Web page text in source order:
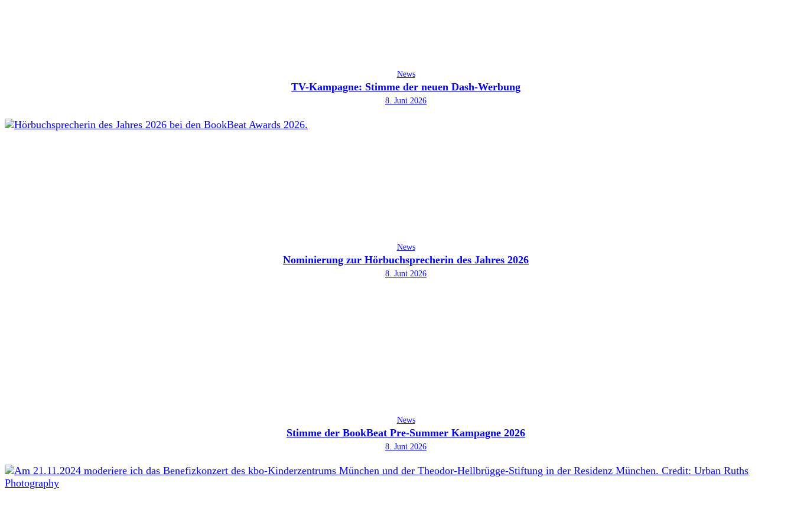
News
TV-Kampagne: Stimme der neuen Dash-Werbung
8. Juni 2026
News
Nominierung zur Hörbuchsprecherin des Jahres 2026
8. Juni 2026
News
Stimme der BookBeat Pre-Summer Kampagne 2026
8. Juni 2026